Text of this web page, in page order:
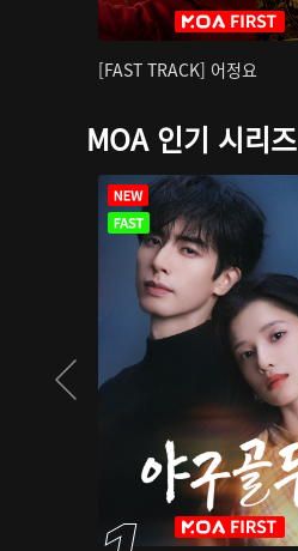
[FAST TRACK] 어정요
MOA 인기 시리즈